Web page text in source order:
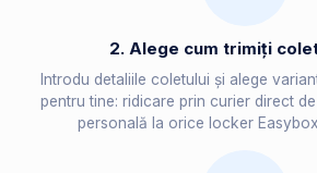
2. Alege cum trimiți
Introdu detaliile coletului și alege
pentru tine: ridicare prin curier direct
personală la orice locker